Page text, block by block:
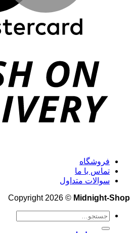
فروشگاه
تماس با ما
سوالات متداول
Copyright 2026 © Midnight-Shop
جستجو